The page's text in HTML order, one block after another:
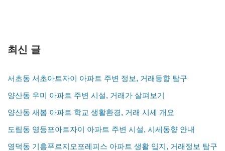
최신 글
서초동 서초아트자이 아파트 주변 정보, 거래동향 탐구
양산동 우미 아파트 주변 시설, 거래가 살펴보기
양산동 새봄 아파트 학교 생활환경, 거래 시세 개요
도림동 영등포아트자이 아파트 주변 시설, 시세동향 안내
영덕동 기흥푸르지오포레피스 아파트 생활 입지, 거래정보 탐구